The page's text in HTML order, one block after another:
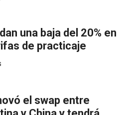
una baja del 20% en
de practicaje
el swap entre